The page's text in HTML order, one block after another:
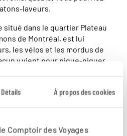
Détails À propos des cookies
Comptoir des Voyages
laveurs.
situé dans le quartier Plateau
de Montréal, est lui
les vélos et les mordus de
y vient pour pique-niquer
la statue de Félix Leclerc.